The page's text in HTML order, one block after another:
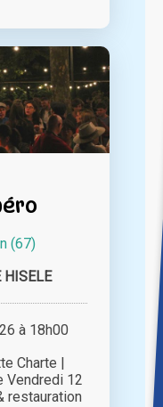
(67)
HISELE
à 18h00
Charte |
Vendredi 12
restauration